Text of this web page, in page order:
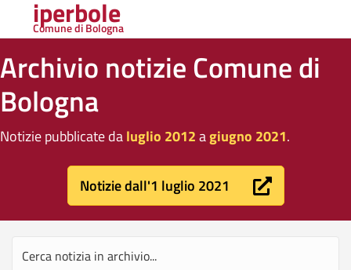
iperbole
Comune di Bologna
Archivio notizie Comune di
Bologna
Notizie pubblicate daluglio 2012agiugno 2021.
Notizie dall'1 luglio 2021